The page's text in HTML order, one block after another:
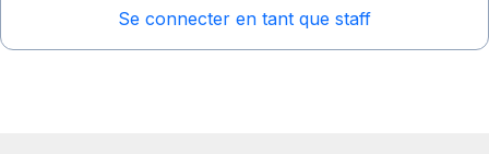
Se connecter en tant que staff